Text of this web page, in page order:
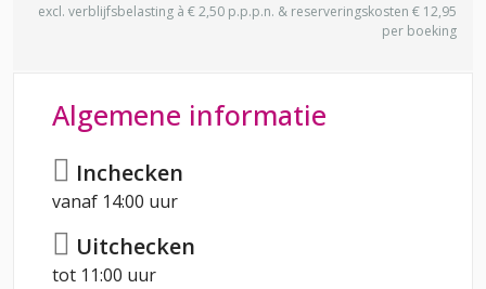
excl. verblijfsbelasting à € 2,50 p.p.p.n. & reserveringskosten € 12,95
per boeking
Algemene informatie
Inchecken
vanaf 14:00 uur
Uitchecken
tot 11:00 uur